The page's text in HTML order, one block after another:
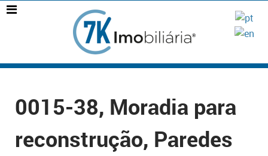
0015-38, Moradia para
reconstrução, Paredes